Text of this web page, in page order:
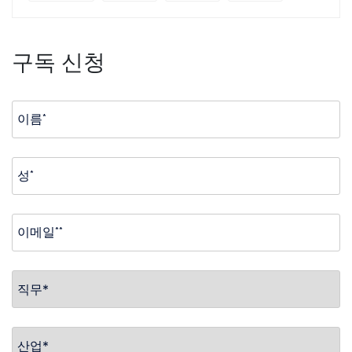
구독 신청